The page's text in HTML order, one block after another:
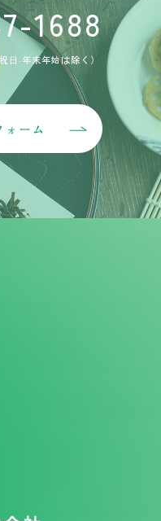
1688
‧年末年始は除く）